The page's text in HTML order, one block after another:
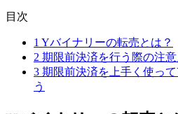
目次
1 Yバイナリーの転売とは？
2 期限前決済を行う際の注意
3 期限前決済を上手く使っ
う